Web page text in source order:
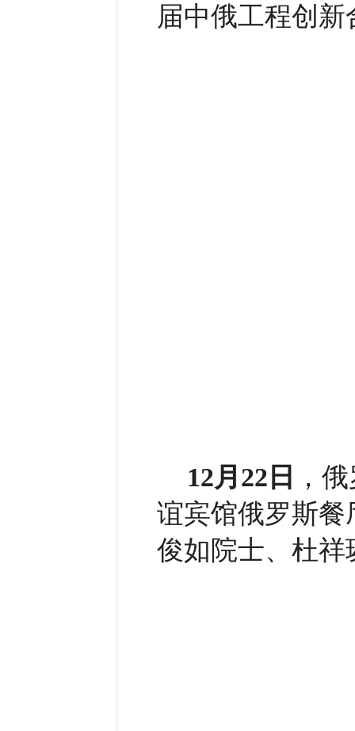
届中俄工程创
12月22日
，
谊宾馆俄罗斯
俊如院士、杜